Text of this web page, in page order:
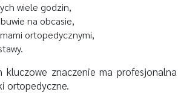
wiele godzin,
na obcasie,
ortopedycznymi,
kluczowe znaczenie ma
ortopedyczne.